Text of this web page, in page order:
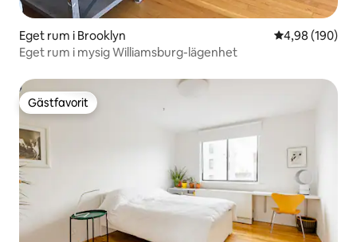
Eget rum i Brooklyn 4,98 av 5 i
4,98 (190)
Eget rum i mysig Williamsburg-lägenhet
Gästfavorit
Gästfavorit